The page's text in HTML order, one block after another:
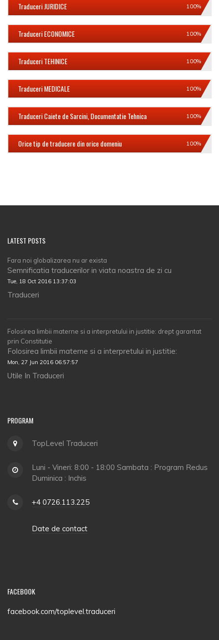
Traduceri JURIDICE 100%
Traduceri ECONOMICE 100%
Traduceri TEHINICE 100%
Traduceri MEDICALE 100%
Traduceri Caiete de Sarcini, Documentatie Tehnica 100%
Orice tip de traducere din orice domeniu 100%
LATEST POSTS
Fara noi globalizarea nu ar exista
Semnificatia traducerilor in viata noastra de zi cu
Tue, 18 Oct 2016 13:37:03
Traduceri
Folosirea limbii materne si a interpretului in justitie: drept garantat
prin Constitutie
Folosirea limbii materne si a interpretului in justitie:
Mon, 27 Jun 2016 06:57:57
Utile In Traduceri
PROGRAM
TopLevel Traduceri
Luni - Vineri: 8:00 - 18:00 Sambata : Program Redus
Duminica : Inchis
+4 0726.113.225
Date de contact
FACEBOOK
facebook.com/toplevel.traduceri